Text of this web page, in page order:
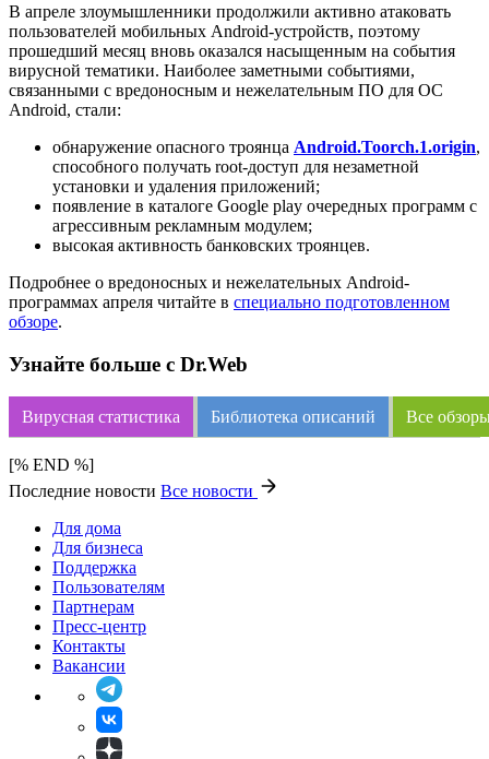
В апреле злоумышленники продолжили активно атаковать
пользователей мобильных Android-устройств, поэтому
прошедший месяц вновь оказался насыщенным на события
вирусной тематики. Наиболее заметными событиями,
связанными с вредоносным и нежелательным ПО для ОС
Android, стали:
обнаружение опасного троянца Android.Toorch.1.origin,
способного получать root-доступ для незаметной
установки и удаления приложений;
появление в каталоге Google play очередных программ с
агрессивным рекламным модулем;
высокая активность банковских троянцев.
Подробнее о вредоносных и нежелательных Android-
программах апреля читайте в специально подготовленном
обзоре.
Узнайте больше с Dr.Web
Вирусная статистика Библиотека описаний Все
[% END %]
Последние новости Все новости
Для дома
Для бизнеса
Поддержка
Пользователям
Партнерам
Пресс-центр
Контакты
Вакансии